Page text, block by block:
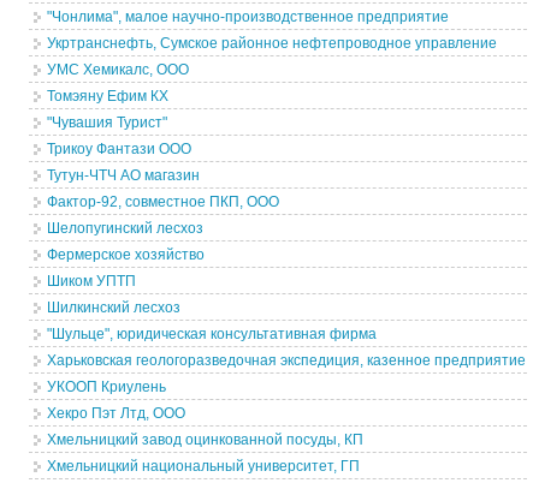
"Чонлима", малое научно-производственное предприятие
Укртранснефть, Сумское районное нефтепроводное управление
УМС Хемикалс, ООО
Томэяну Ефим КХ
"Чувашия Турист"
Трикоу Фантази ООО
Тутун-ЧТЧ АО магазин
Фактор-92, совместное ПКП, ООО
Шелопугинский лесхоз
Фермерское хозяйство
Шиком УПТП
Шилкинский лесхоз
"Шульце", юридическая консультативная фирма
Харьковская геологоразведочная экспедиция, казенное предприятие
УКООП Криулень
Хекро Пэт Лтд, ООО
Хмельницкий завод оцинкованной посуды, КП
Хмельницкий национальный университет, ГП